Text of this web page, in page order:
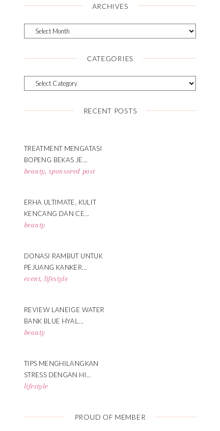
ARCHIVES
CATEGORIES
RECENT POSTS
TREATMENT MENGATASI
BOPENG BEKAS JE...
beauty, sponsored post
ERHA ULTIMATE, KULIT
KENCANG DAN CE...
beauty
DONASI RAMBUT UNTUK
PEJUANG KANKER...
event, lifestyle
REVIEW LANEIGE WATER
BANK BLUE HYAL...
beauty
TIPS MENGHILANGKAN
STRESS DENGAN HI...
lifestyle
PROUD OF MEMBER